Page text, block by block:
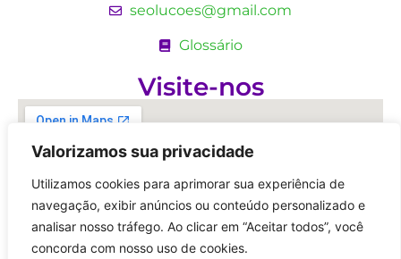
Valorizamos sua privacidade
Utilizamos cookies para aprimorar sua experiência de
navegação, exibir anúncios ou conteúdo personalizado e
analisar nosso tráfego. Ao clicar em “Aceitar todos”, você
concorda com nosso uso de cookies.
seolucoes@gmail.com
Glossário
Visite-nos